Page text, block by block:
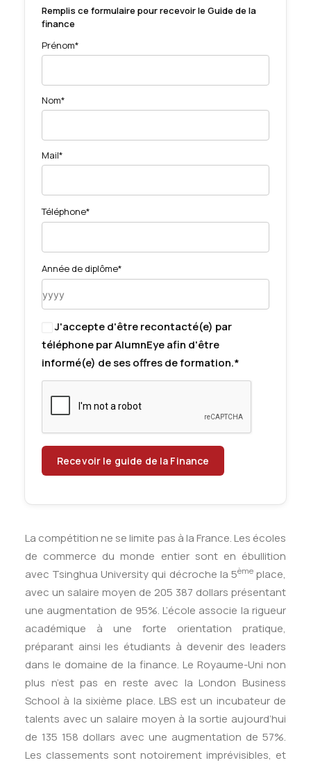
Remplis ce formulaire pour recevoir le Guide de la
finance
Prénom*
Nom*
Mail*
Téléphone*
Année de diplôme*
J'accepte d'être recontacté(e) par
téléphone par AlumnEye afin d'être
informé(e) de ses offres de formation.*
La compétition ne se limite pas à la France. Les écoles
de commerce du monde entier sont en ébullition
avec Tsinghua University qui décroche la 5èmeplace,
avec un salaire moyen de 205 387 dollars présentant
une augmentation de 95%. L’école associe la rigueur
académique à une forte orientation pratique,
préparant ainsi les étudiants à devenir des leaders
dans le domaine de la finance. Le Royaume-Uni non
plus n’est pas en reste avec la London Business
School à la sixième place. LBS est un incubateur de
talents avec un salaire moyen à la sortie aujourd’hui
de 135 158 dollars avec une augmentation de 57%.
Les classements sont notoirement imprévisibles, et